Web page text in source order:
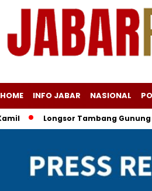
HOME INFO JABAR NASIONAL
Longsor Tambang Gunung Kuda